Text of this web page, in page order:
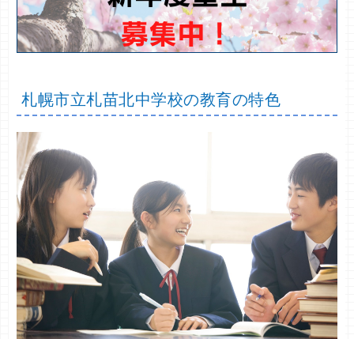
札幌市立札苗北中学校の教育の特色